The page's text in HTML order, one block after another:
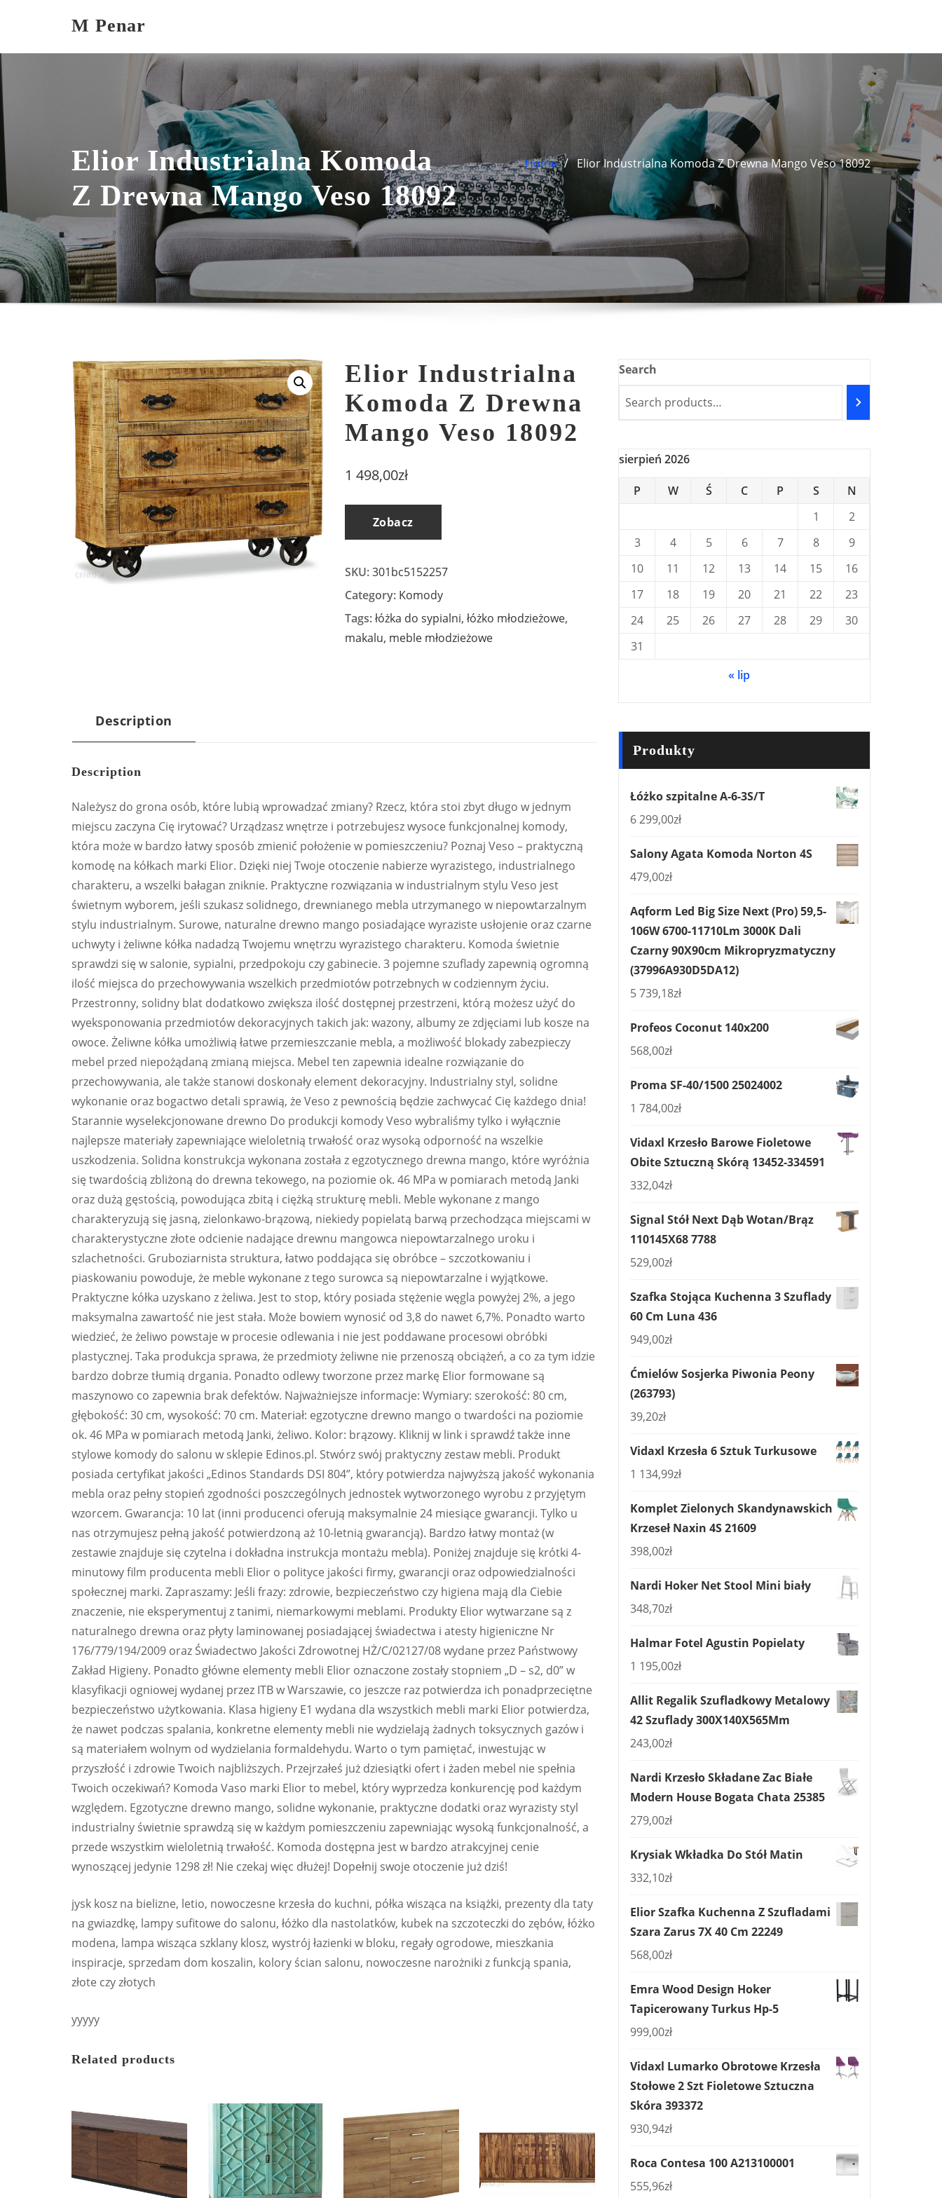
M Penar
Elior Industrialna Komoda
Z Drewna Mango Veso 18092
Home Elior Industrialna Komoda Z Drewna Mango Veso 18092
Elior Industrialna
Komoda Z Drewna
Mango Veso 18092
1 498,00zł
Zobacz
SKU:301bc5152257
Category: Komody
Tags:łóżka do sypialni, łóżko młodzieżowe,
makalu, meble młodzieżowe
Description
Description
Należysz do grona osób, które lubią wprowadzać zmiany? Rzecz, która stoi zbyt długo w jednym
miejscu zaczyna Cię irytować? Urządzasz wnętrze i potrzebujesz wysoce funkcjonalnej komody,
która może w bardzo łatwy sposób zmienić położenie w pomieszczeniu? Poznaj Veso – praktyczną
komodę na kółkach marki Elior. Dzięki niej Twoje otoczenie nabierze wyrazistego, industrialnego
charakteru, a wszelki bałagan zniknie. Praktyczne rozwiązania w industrialnym stylu Veso jest
świetnym wyborem, jeśli szukasz solidnego, drewnianego mebla utrzymanego w niepowtarzalnym
stylu industrialnym. Surowe, naturalne drewno mango posiadające wyraziste usłojenie oraz czarne
uchwyty i żeliwne kółka nadadzą Twojemu wnętrzu wyrazistego charakteru. Komoda świetnie
sprawdzi się w salonie, sypialni, przedpokoju czy gabinecie. 3 pojemne szuflady zapewnią ogromną
ilość miejsca do przechowywania wszelkich przedmiotów potrzebnych w codziennym życiu.
Przestronny, solidny blat dodatkowo zwiększa ilość dostępnej przestrzeni, którą możesz użyć do
wyeksponowania przedmiotów dekoracyjnych takich jak: wazony, albumy ze zdjęciami lub kosze na
owoce. Żeliwne kółka umożliwią łatwe przemieszczanie mebla, a możliwość blokady zabezpieczy
mebel przed niepożądaną zmianą miejsca. Mebel ten zapewnia idealne rozwiązanie do
przechowywania, ale także stanowi doskonały element dekoracyjny. Industrialny styl, solidne
wykonanie oraz bogactwo detali sprawią, że Veso z pewnością będzie zachwycać Cię każdego dnia!
Starannie wyselekcjonowane drewno Do produkcji komody Veso wybraliśmy tylko i wyłącznie
najlepsze materiały zapewniające wieloletnią trwałość oraz wysoką odporność na wszelkie
uszkodzenia. Solidna konstrukcja wykonana została z egzotycznego drewna mango, które wyróżnia
się twardością zbliżoną do drewna tekowego, na poziomie ok. 46 MPa w pomiarach metodą Janki
oraz dużą gęstością, powodująca zbitą i ciężką strukturę mebli. Meble wykonane z mango
charakteryzują się jasną, zielonkawo-brązową, niekiedy popielatą barwą przechodząca miejscami w
charakterystyczne złote odcienie nadające drewnu mangowca niepowtarzalnego uroku i
szlachetności. Gruboziarnista struktura, łatwo poddająca się obróbce – szczotkowaniu i
piaskowaniu powoduje, że meble wykonane z tego surowca są niepowtarzalne i wyjątkowe.
Praktyczne kółka uzyskano z żeliwa. Jest to stop, który posiada stężenie węgla powyżej 2%, a jego
maksymalna zawartość nie jest stała. Może bowiem wynosić od 3,8 do nawet 6,7%. Ponadto warto
wiedzieć, że żeliwo powstaje w procesie odlewania i nie jest poddawane procesowi obróbki
plastycznej. Taka produkcja sprawa, że przedmioty żeliwne nie przenoszą obciążeń, a co za tym idzie
bardzo dobrze tłumią drgania. Ponadto odlewy tworzone przez markę Elior formowane są
maszynowo co zapewnia brak defektów. Najważniejsze informacje: Wymiary: szerokość: 80 cm,
głębokość: 30 cm, wysokość: 70 cm. Materiał: egzotyczne drewno mango o twardości na poziomie
ok. 46 MPa w pomiarach metodą Janki, żeliwo. Kolor: brązowy. Kliknij w link i sprawdź także inne
stylowe komody do salonu w sklepie Edinos.pl. Stwórz swój praktyczny zestaw mebli. Produkt
posiada certyfikat jakości „Edinos Standards DSI 804”, który potwierdza najwyższą jakość wykonania
mebla oraz pełny stopień zgodności poszczególnych jednostek wytworzonego wyrobu z przyjętym
wzorcem. Gwarancja: 10 lat (inni producenci oferują maksymalnie 24 miesiące gwarancji. Tylko u
nas otrzymujesz pełną jakość potwierdzoną aż 10-letnią gwarancją). Bardzo łatwy montaż (w
zestawie znajduje się czytelna i dokładna instrukcja montażu mebla). Poniżej znajduje się krótki 4-
minutowy film producenta mebli Elior o polityce jakości firmy, gwarancji oraz odpowiedzialności
społecznej marki. Zapraszamy: Jeśli frazy: zdrowie, bezpieczeństwo czy higiena mają dla Ciebie
znaczenie, nie eksperymentuj z tanimi, niemarkowymi meblami. Produkty Elior wytwarzane są z
naturalnego drewna oraz płyty laminowanej posiadającej świadectwa i atesty higieniczne Nr
176/779/194/2009 oraz Świadectwo Jakości Zdrowotnej HŻ/C/02127/08 wydane przez Państwowy
Zakład Higieny. Ponadto główne elementy mebli Elior oznaczone zostały stopniem „D – s2, d0” w
klasyfikacji ogniowej wydanej przez ITB w Warszawie, co jeszcze raz potwierdza ich ponadprzeciętne
bezpieczeństwo użytkowania. Klasa higieny E1 wydana dla wszystkich mebli marki Elior potwierdza,
że nawet podczas spalania, konkretne elementy mebli nie wydzielają żadnych toksycznych gazów i
są materiałem wolnym od wydzielania formaldehydu. Warto o tym pamiętać, inwestując w
przyszłość i zdrowie Twoich najbliższych. Przejrzałeś już dziesiątki ofert i żaden mebel nie spełnia
Twoich oczekiwań? Komoda Vaso marki Elior to mebel, który wyprzedza konkurencję pod każdym
względem. Egzotyczne drewno mango, solidne wykonanie, praktyczne dodatki oraz wyrazisty styl
industrialny świetnie sprawdzą się w każdym pomieszczeniu zapewniając wysoką funkcjonalność, a
przede wszystkim wieloletnią trwałość. Komoda dostępna jest w bardzo atrakcyjnej cenie
wynoszącej jedynie 1298 zł! Nie czekaj więc dłużej! Dopełnij swoje otoczenie już dziś!
jysk kosz na bielizne, letio, nowoczesne krzesła do kuchni, półka wisząca na książki, prezenty dla taty
na gwiazdkę, lampy sufitowe do salonu, łóżko dla nastolatków, kubek na szczoteczki do zębów, łóżko
modena, lampa wisząca szklany klosz, wystrój łazienki w bloku, regały ogrodowe, mieszkania
inspiracje, sprzedam dom koszalin, kolory ścian salonu, nowoczesne narożniki z funkcją spania,
złote czy złotych
yyyyy
Related products
Search
sierpień 2026
P W Ś C P S
N
1
2
3
4 5 6 7 8
9
10
11 12 13 14 15
16
17
18 19 20 21 22
23
24
25 26 27 28 29
30
31
« lip
Produkty
Łóżko szpitalne A-6-3S/T
6 299,00zł
Salony Agata Komoda Norton 4S
479,00zł
Aqform Led Big Size Next (Pro) 59,5-
106W 6700-11710Lm 3000K Dali
Czarny 90X90cm Mikropryzmatyczny
(37996A930D5DA12)
5 739,18zł
Profeos Coconut 140x200
568,00zł
Proma SF-40/1500 25024002
1 784,00zł
Vidaxl Krzesło Barowe Fioletowe
Obite Sztuczną Skórą 13452-334591
332,04zł
Signal Stół Next Dąb Wotan/Brąz
110145X68 7788
529,00zł
Szafka Stojąca Kuchenna 3 Szuflady
60 Cm Luna 436
949,00zł
Ćmielów Sosjerka Piwonia Peony
(263793)
39,20zł
Vidaxl Krzesła 6 Sztuk Turkusowe
1 134,99zł
Komplet Zielonych Skandynawskich
Krzeseł Naxin 4S 21609
398,00zł
Nardi Hoker Net Stool Mini biały
348,70zł
Halmar Fotel Agustin Popielaty
1 195,00zł
Allit Regalik Szufladkowy Metalowy
42 Szuflady 300X140X565Mm
243,00zł
Nardi Krzesło Składane Zac Białe
Modern House Bogata Chata 25385
279,00zł
Krysiak Wkładka Do Stół Matin
332,10zł
Elior Szafka Kuchenna Z Szufladami
Szara Zarus 7X 40 Cm 22249
568,00zł
Emra Wood Design Hoker
Tapicerowany Turkus Hp-5
999,00zł
Vidaxl Lumarko Obrotowe Krzesła
Stołowe 2 Szt Fioletowe Sztuczna
Skóra 393372
930,94zł
Roca Contesa 100 A213100001
555,96zł